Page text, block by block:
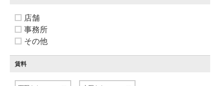
店舗
事務所
その他
賃料